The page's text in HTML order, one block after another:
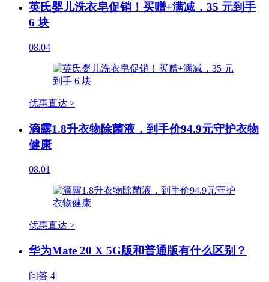
英氏婴儿洗衣皂促销！买赠+满减，35 元到手
6 块
08.04
优惠直达 >
滴露1.8升衣物除菌液，到手价94.9元守护衣物
健康
08.01
优惠直达 >
华为Mate 20 X 5G版和普通版有什么区别？
问答 4